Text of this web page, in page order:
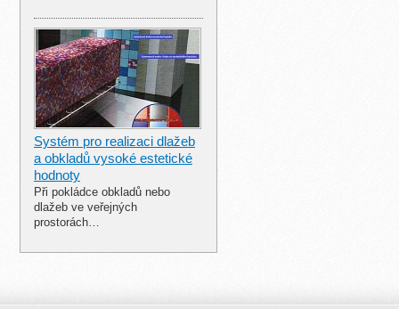
Systém pro realizaci dlažeb
a obkladů vysoké estetické
hodnoty
Při pokládce obkladů nebo
dlažeb ve veřejných
prostorách…